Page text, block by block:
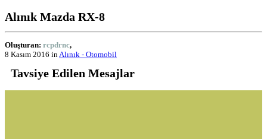
Alınık Mazda RX-8
Oluşturan: rcpdrnc,
8 Kasım 2016 inAlınık - Otomobil
Tavsiye Edilen Mesajlar